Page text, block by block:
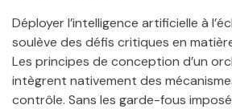
Déployer l’intelligence artificielle à
soulève des défis critiques en
Les principes de conception d’un
intègrent nativement des
contrôle. Sans les garde-fous